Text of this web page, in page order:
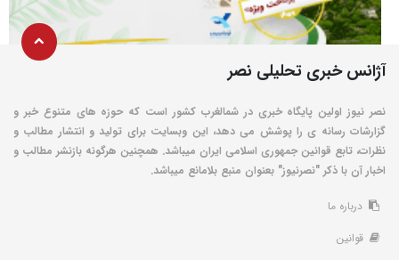
آژانس خبری تحلیلی نصر
نصر نیوز اولین پایگاه خبری در شمالغرب کشور است که حوزه های متنوع خبر و
گزارشات رسانه ی را پوشش می دهد، این وبسایت برای تولید و انتشار مطالب و
نظرات، تابع قوانین جمهوری اسلامی ایران میباشد. همچنین هرگونه بازنشر مطالب و
اخبار آن با ذکر "نصرنیوز" بعنوان منبع بلامانع میباشد.
درباره ما
قوانین